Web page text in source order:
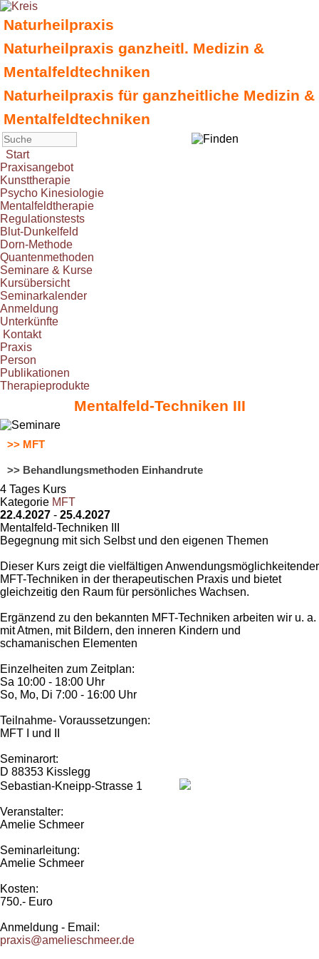
Naturheilpraxis
Naturheilpraxis ganzheitl. Medizin &
Mentalfeldtechniken
Naturheilpraxis für ganzheitliche Medizin &
Mentalfeldtechniken
Start
Praxisangebot
Kunsttherapie
Psycho Kinesiologie
Mentalfeldtherapie
Regulationstests
Blut-Dunkelfeld
Dorn-Methode
Quantenmethoden
Seminare & Kurse
Kursübersicht
Seminarkalender
Anmeldung
Unterkünfte
Kontakt
Praxis
Person
Publikationen
Therapieprodukte
Mentalfeld-Techniken III
>> MFT
>> Behandlungsmethoden Einhandrute
4 Tages Kurs
Kategorie MFT
22.4.2027 - 25.4.2027
Mentalfeld-Techniken III
Begegnung mit sich Selbst und den eigenen Themen
Dieser Kurs zeigt die vielfältigen Anwendungsmöglichkeitender
MFT-Techniken in der therapeutischen Praxis und bietet
gleichzeitig den Raum für persönliches Wachsen.
Ergänzend zu den bekannten MFT-Techniken arbeiten wir u. a.
mit Atmen, mit Bildern, den inneren Kindern und
schamanischen Elementen
Einzelheiten zum Zeitplan:
Sa 10:00 - 18:00 Uhr
So, Mo, Di 7:00 - 16:00 Uhr
Teilnahme- Voraussetzungen:
MFT I und II
Seminarort:
D 88353 Kisslegg
Sebastian-Kneipp-Strasse 1
Veranstalter:
Amelie Schmeer
Seminarleitung:
Amelie Schmeer
Kosten:
750.- Euro
Anmeldung - Email:
praxis@amelieschmeer.de